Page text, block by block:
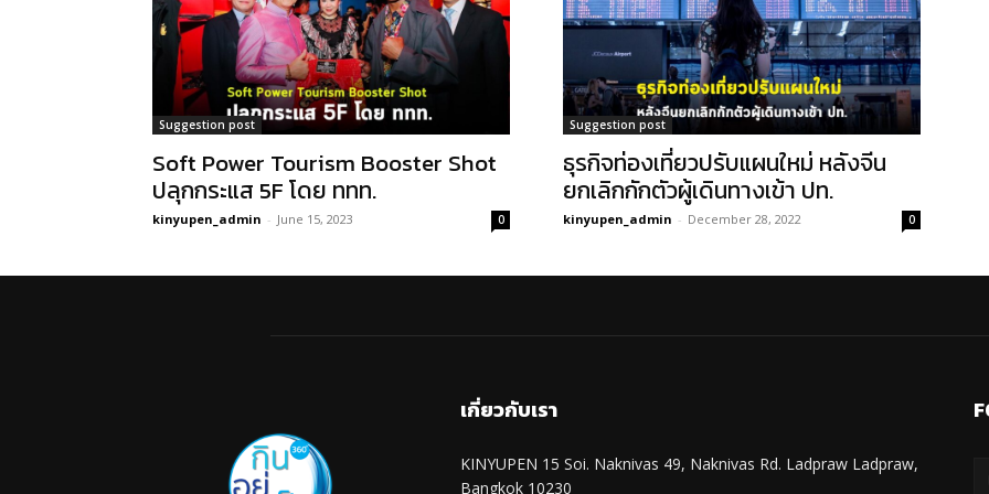
Suggestion post
Soft Power Tourism Booster Shot
ปลุกกระแส 5F โดย ททท.
kinyupen_admin - June 15, 2023 0
Suggestion post
ธุรกิจท่องเที่ยวปรับแผนใหม่ หลังจีน
ยกเลิกกักตัวผู้เดินทางเข้า ปท.
kinyupen_admin - December 28, 2022 0
เกี่ยวกับเรา
KINYUPEN 15 Soi. Naknivas 49, Naknivas Rd. Ladpraw Ladpraw,
Bangkok 10230